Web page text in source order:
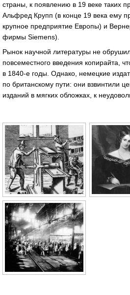
страны, к появлению в 19 веке таких
Альфред Крупп (в конце 19 века ему
крупное предприятие Европы) и
фирмы Siemens).
Рынок научной литературы не
повсеместного введения копирайта,
в 1840-е годы. Однако, немецкие
по британскому пути: они взвинтили
изданий в мягких обложках, к